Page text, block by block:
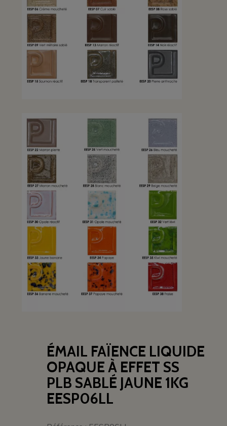
ÉMAIL FAÏENCE LIQUIDE
OPAQUE À EFFET SS
PLB SABLÉ JAUNE 1KG
EESP06LL